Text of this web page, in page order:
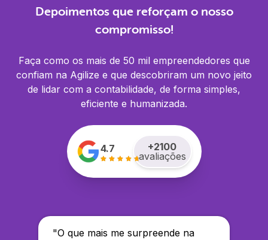
Depoimentos que reforçam o nosso
compromisso!
Faça como os mais de 50 mil empreendedores que
confiam na Agilize e que descobriram um novo jeito
de lidar com a contabilidade, de forma simples,
eficiente e humanizada.
4.7 +2100
avaliações
"O que mais me surpreende na